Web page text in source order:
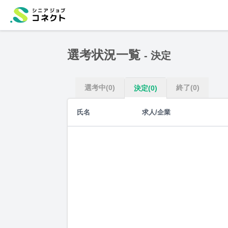
選考状況一覧 - 決定
選考中(0) 決定(0) 終了(0)
氏名 求人/企業